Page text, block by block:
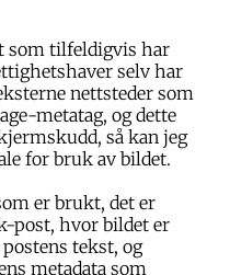
som tilfeldigvis har
selv har
nettsteder som
metatag, og dette
så kan jeg
for bruk av bildet.
er brukt, det er
post, hvor bildet er
tekst, og
metadata som